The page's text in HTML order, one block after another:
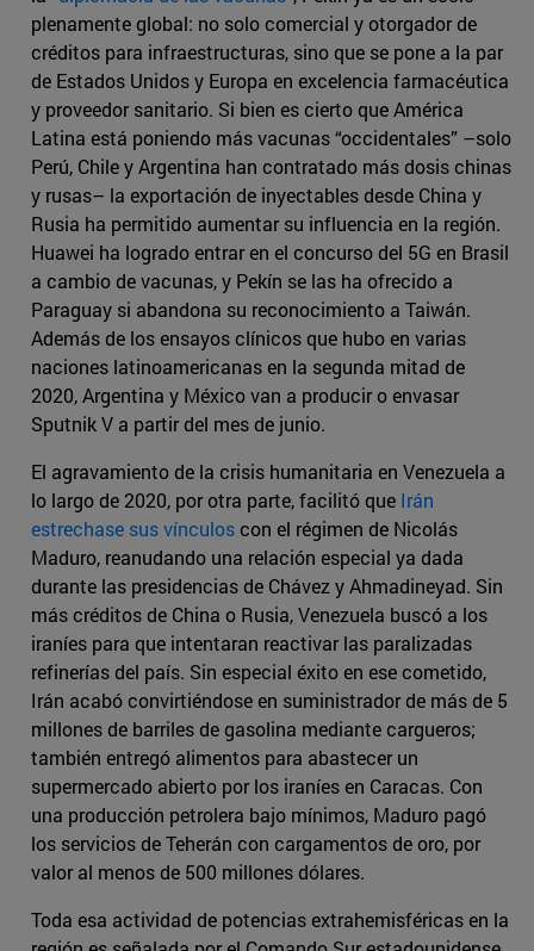
plenamente global: no solo comercial y otorgador de
créditos para infraestructuras, sino que se pone a la par
de Estados Unidos y Europa en excelencia farmacéutica
y proveedor sanitario. Si bien es cierto que América
Latina está poniendo más vacunas “occidentales” –solo
Perú, Chile y Argentina han contratado más dosis chinas
y rusas– la exportación de inyectables desde China y
Rusia ha permitido aumentar su influencia en la región.
Huawei ha logrado entrar en el concurso del 5G en Brasil
a cambio de vacunas, y Pekín se las ha ofrecido a
Paraguay si abandona su reconocimiento a Taiwán.
Además de los ensayos clínicos que hubo en varias
naciones latinoamericanas en la segunda mitad de
2020, Argentina y México van a producir o envasar
Sputnik V a partir del mes de junio.
El agravamiento de la crisis humanitaria en Venezuela a
lo largo de 2020, por otra parte, facilitó que Irán
estrechase sus vínculoscon el régimen de Nicolás
Maduro, reanudando una relación especial ya dada
durante las presidencias de Chávez y Ahmadineyad. Sin
más créditos de China o Rusia, Venezuela buscó a los
iraníes para que intentaran reactivar las paralizadas
refinerías del país. Sin especial éxito en ese cometido,
Irán acabó convirtiéndose en suministrador de más de 5
millones de barriles de gasolina mediante cargueros;
también entregó alimentos para abastecer un
supermercado abierto por los iraníes en Caracas. Con
una producción petrolera bajo mínimos, Maduro pagó
los servicios de Teherán con cargamentos de oro, por
valor al menos de 500 millones dólares.
Toda esa actividad de potencias extrahemisféricas en la